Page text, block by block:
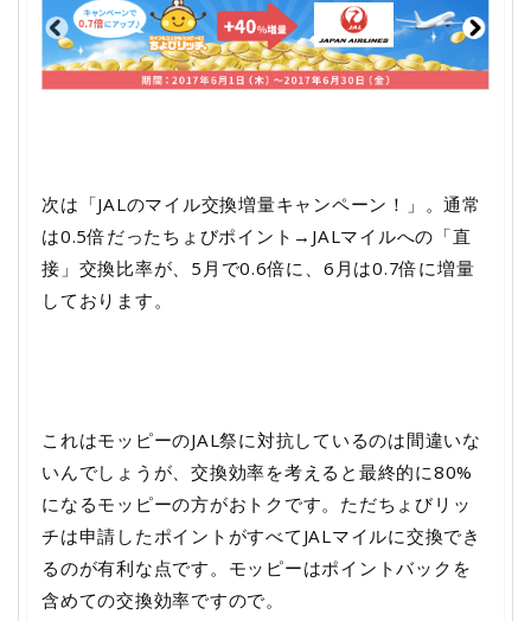
次は「JALのマイル交換増量キャンペーン！」。通常
は0.5倍だったちょびポイント→JALマイルへの「直
接」交換比率が、5月で0.6倍に、6月は0.7倍に増量
しております。
これはモッピーのJAL祭に対抗しているのは間違いな
いんでしょうが、交換効率を考えると最終的に80%
になるモッピーの方がおトクです。ただちょびリッ
チは申請したポイントがすべてJALマイルに交換でき
るのが有利な点です。モッピーはポイントバックを
含めての交換効率ですので。